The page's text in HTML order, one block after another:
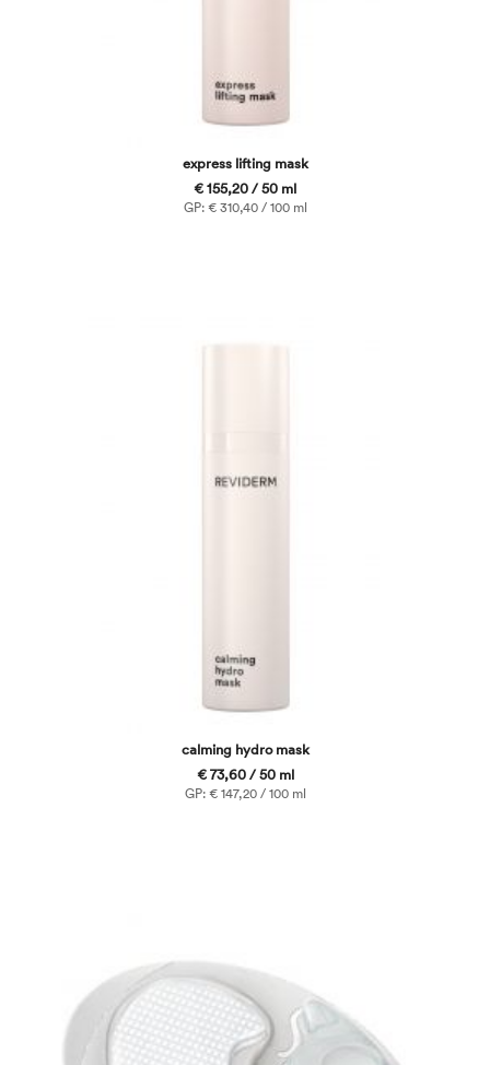
express lifting mask
€ 155,20 / 50 ml
GP: € 310,40 / 100 ml
calming hydro mask
€ 73,60 / 50 ml
GP: € 147,20 / 100 ml